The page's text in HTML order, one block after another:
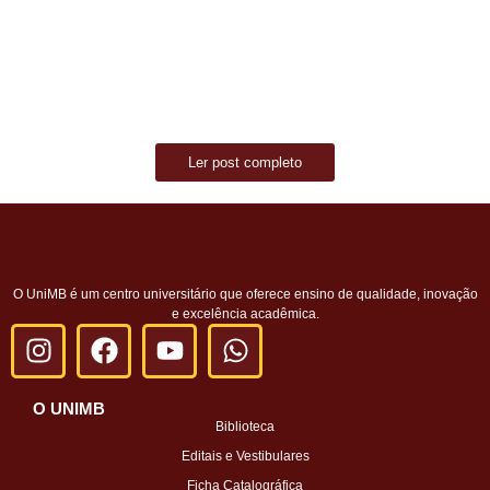
Ler post completo
O UniMB é um centro universitário que oferece ensino de qualidade, inovação
e excelência acadêmica.
O UNIMB
Biblioteca
Editais e Vestibulares
Ficha Catalográfica